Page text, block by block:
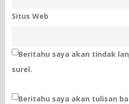
Situs Web
Beritahu saya akan tindak
surel.
Beritahu saya akan tulisan